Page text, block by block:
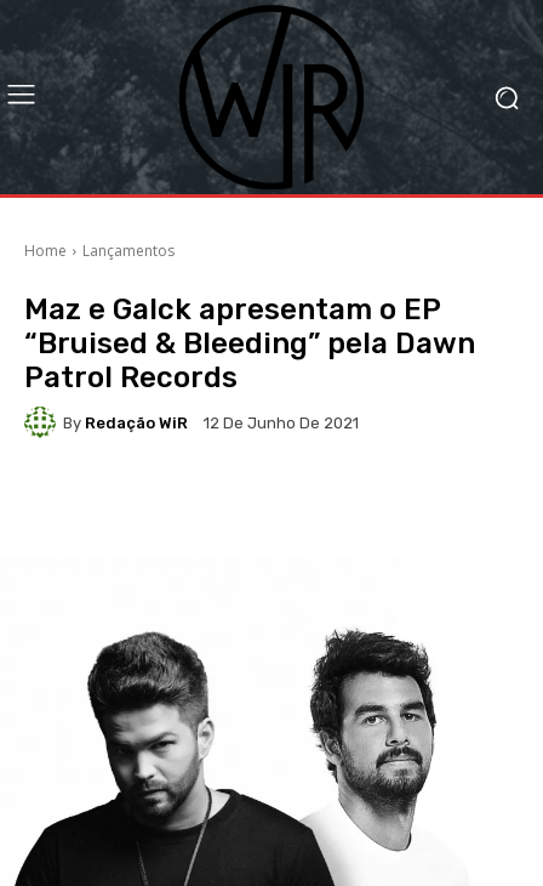
Home Lançamentos
Maz e Galck apresentam o EP
“Bruised & Bleeding” pela Dawn
Patrol Records
By Redação WiR 12 De Junho De 2021